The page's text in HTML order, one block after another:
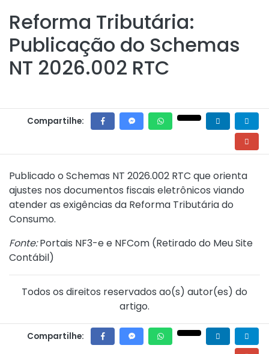
Reforma Tributária:
Publicação do Schemas
NT 2026.002 RTC
Compartilhe:
Publicado o Schemas NT 2026.002 RTC que orienta
ajustes nos documentos fiscais eletrônicos viando
atender as exigências da Reforma Tributária do
Consumo.
Fonte:Portais NF3-e e NFCom (Retirado do Meu Site
Contábil)
Todos os direitos reservados ao(s) autor(es) do
artigo.
Compartilhe: